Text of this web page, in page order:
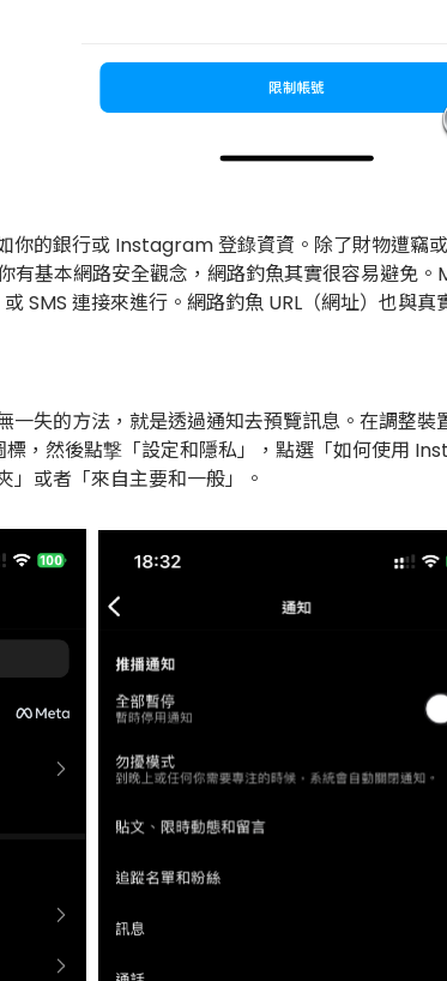
你的銀行或 Instagram 登錄資資。除了財物遭
有基本網路安全觀念，網路釣魚其實很容易避
SMS 連接來進行。網路釣魚 URL（網址）也與
一失的方法，就是透過通知去預覽訊息。在調整
，然後點撃「設定和隱私」，點選「如何使用
或者「來自主要和一般」。